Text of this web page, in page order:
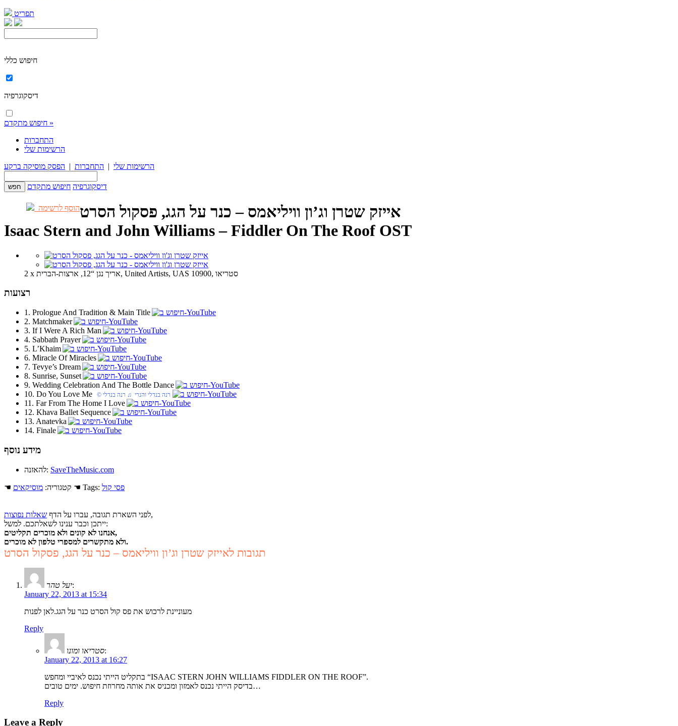
תפריט
חיפוש כללי
חיפוש מתקדם »
התחברות
הרשימות שלי
הרשימות שלי | התחברות | הפסק מוסיקה ברקע
דיסקוגרפיה חיפוש מתקדם
הוסף לרשימהאייזק שטרן וג’ון וויליאמס – כנר על הגג, פסקול הסרט
Isaac Stern and John Williams – Fiddler On The Roof OST
2 x אריך נגן “12, ארצות-הברית, United Artists, UAS 10900, סטריאו
רצועות
1. Prologue And Tradition & Main Title
2. Matchmaker
3. If I Were A Rich Man
4. Sabbath Prayer
5. L’Khaim
6. Miracle Of Miracles
7. Tevye’s Dream
8. Sunrise, Sunset
9. Wedding Celebration And The Bottle Dance
10. Do You Love Me
© רנה בנדלי והנרי ♫ רנה בנדלי
11. Far From The Home I Love
12. Khava Ballet Sequence
13. Anatevka
14. Finale
מידע נוסף
להאזנה: SaveTheMusic.com
☚ קטגוריה: מוסיקאים ☚ Tags: פסי קול
לפני השארת תגובה, עברו על הדף שאלות נפוצות
,
ייתכן וכבר ענינו לשאלתכם. למשל:
אנחנו לא קונים ולא מוכרים תקליטים,
ולא מתקשרים למספרי טלפון לא מוכרים.
תגובות לאייזק שטרן וג’ון וויליאמס – כנר על הגג, פסקול הסרט
יעל טהר:
January 22, 2013 at 15:34
מעוניינת לרכוש את פס קול הסרט כנר על הגג.לאן לפנות
Reply
סטריאו ומונו:
January 22, 2013 at 16:27
בתקליט הייתי נכנס לאיביי ומחפש “ISAAC STERN JOHN WILLIAMS FIDDLER ON THE ROOF”.
בדיסק הייתי נכנס לאמזון ומכניס את אותה מחרוזת חיפוש. ימים טובים…
Reply
Leave a Reply